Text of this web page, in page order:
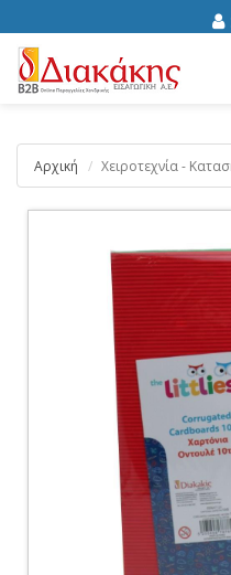
Αρχική Χειροτεχνία -